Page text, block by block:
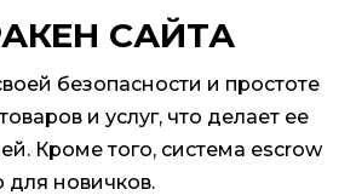
САЙТА
безопасности и простоте
и услуг, что делает ее
Кроме того, система escrow
для новичков.